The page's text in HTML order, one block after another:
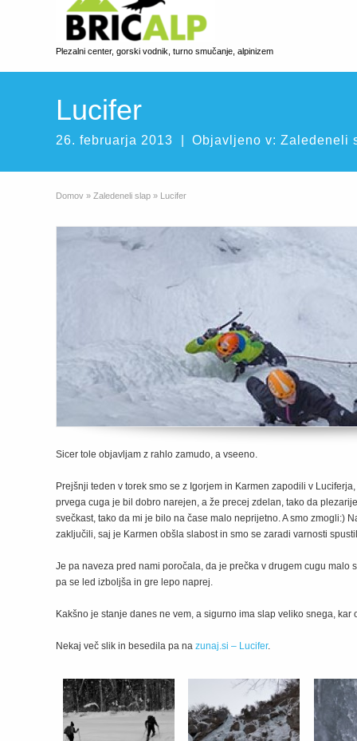
Plezalni center, gorski vodnik, turno smučanje, alpinizem
Lucifer
26. februarja 2013 Objavljeno v:Zaledeneli
Domov » Zaledeneli slap » Lucifer
Sicer tole objavljam z rahlo zamudo, a vseeno.
Prejšnji teden v torek smo se z Igorjem in Karmen zapodili v
prvega cuga je bil dobro narejen, a že precej zdelan, tako da
svečkast, tako da mi je bilo na čase malo neprijetno. A smo zmogli:)
zaključili, saj je Karmen obšla slabost in smo se zaradi varnosti
Je pa naveza pred nami poročala, da je prečka v drugem cugu malo
pa se led izboljša in gre lepo naprej.
Kakšno je stanje danes ne vem, a sigurno ima slap veliko snega, kar
Nekaj več slik in besedila pa na zunaj.si – Lucifer.